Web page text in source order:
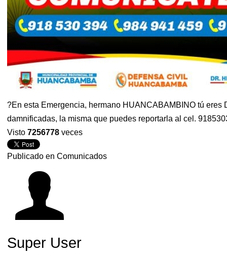
?En esta Emergencia, hermano HUANCABAMBINO tú
damnificadas, la misma que puedes reportarla al cel.
Visto 7256778 veces
Publicado en Comunicados
Super User